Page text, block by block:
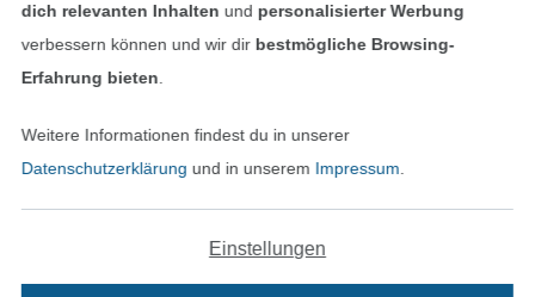
Unsere Versandpartner
Impressum
dich relevanten Inhalten und personalisierter Werbung
verbessern können und wir dir bestmögliche Browsing-
Erfahrung bieten
Weitere Informationen findest du in unserer
Datenschutzerklärung und in unserem Impressum
Einstellungen